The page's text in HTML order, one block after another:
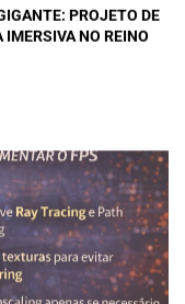
PROJETO DE
NO REINO